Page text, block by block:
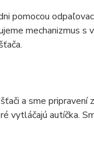
pomocou
mechanizmus s
a sme pripravení
vytláčajú autíčka.